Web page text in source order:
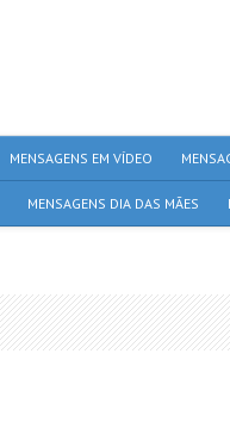
MENSAGENS EM VÍDEO
MENSAGENS DIA DAS MÃES